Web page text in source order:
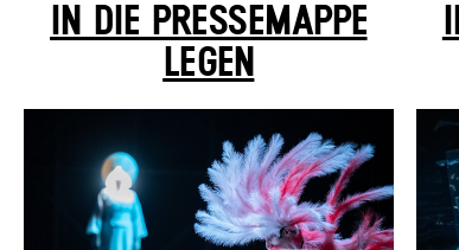
IN DIE PRESSEMAPPE
LEGEN